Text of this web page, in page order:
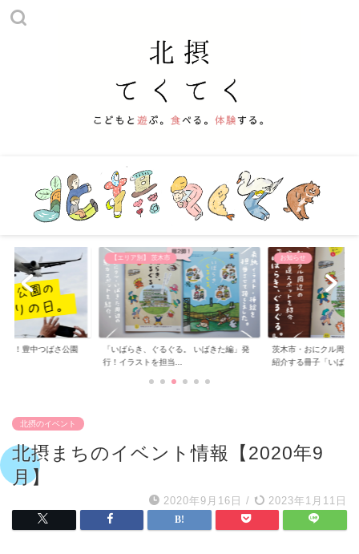
る。 いばきた編」発
お知らせ
茨木市・おにクル周辺の寄り道スポットを
紹介する冊子「いば...
【おでかけ】 公園
子供と遊べる北摂の公
摂の公園めぐり〜
北摂のイベント
北摂まちのイベント情報【2020年9
月】
2020年9月16日 / 2023年1月11日